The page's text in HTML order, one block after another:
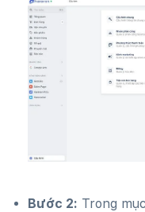
Bước 2: Trong mục